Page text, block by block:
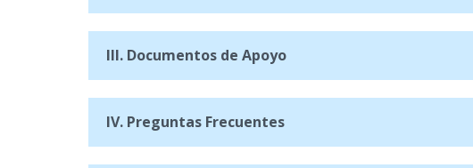
III. Documentos de Apoyo
IV. Preguntas Frecuentes